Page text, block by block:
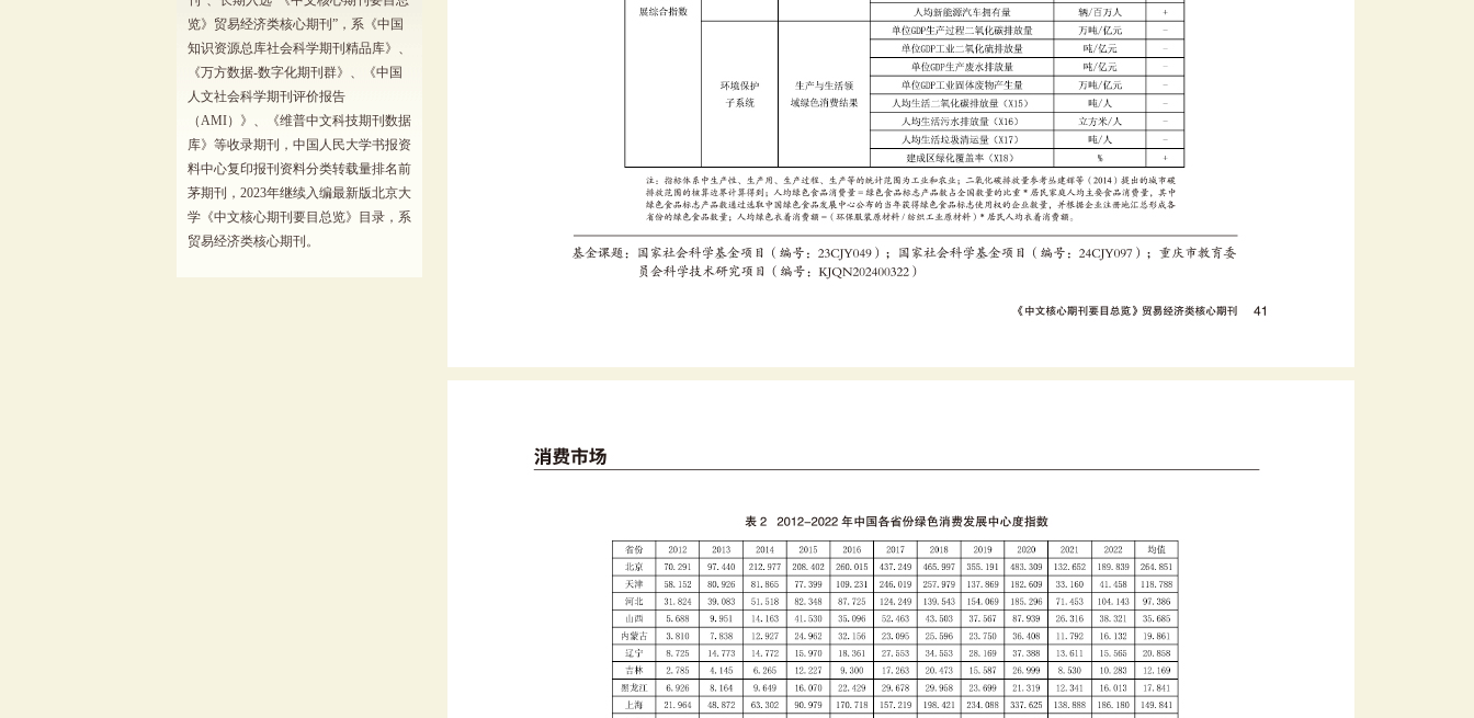
览》贸易经济类核心期刊”，系《中国
知识资源总库社会科学期刊精品库》、
《万方数据-数字化期刊群》、《中国
人文社会科学期刊评价报告
（AMI）》、《维普中文科技期刊数据
库》等收录期刊，中国人民大学书报资
料中心复印报刊资料分类转载量排名前
茅期刊，2023年继续入编最新版北京大
学《中文核心期刊要目总览》目录，系
贸易经济类核心期刊。